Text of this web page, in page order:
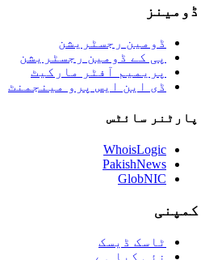
ڈومینز
ڈومین رجسٹریشن
پی کے ڈومین رجسٹریشن
پریمیم آفٹر مارکیٹ
ڈی این ایس پرو مینجمنٹ
پارٹنر سائٹس
WhoisLogic
PakishNews
GlobNIC
کمپنی
ٹاسک ڈیسک
نئی کیا ہے